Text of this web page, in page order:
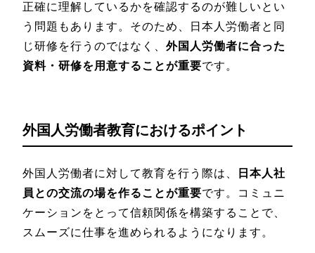
正確に理解しているかを確認するのが難しいとい
う問題もあります。そのため、日本人労働者と同
じ研修を行うのではなく、 外国人労働者に合った
資料・研修を用意することが重要です。
外国人労働者教育におけるポイント
外国人労働者に対して教育を行う際は、
日本人社
員との交流の場を作ることが重要です。コミュニ
ケーションをとって信頼関係を構築することで、
スムーズに仕事を進められるようになります。